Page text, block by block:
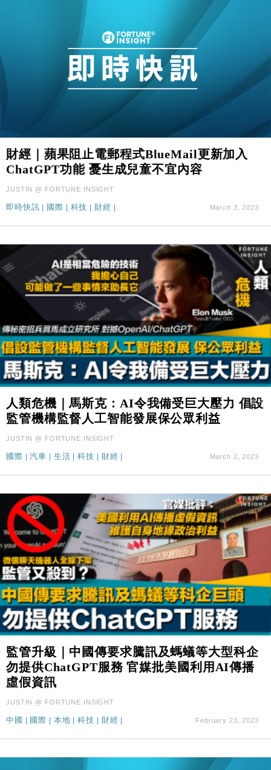
財經｜蘋果阻止電郵程式BlueMail更新加入
ChatGPT功能 憂生成兒童不宜內容
JUSTIN @ FORTUNE INSIGHT
即時快訊 國際 科技 財經 March 3, 2023
人類危機｜馬斯克：AI令我備受巨大壓力 倡設
監管機構監督人工智能發展保公眾利益
JUSTIN @ FORTUNE INSIGHT
國際 |汽車 | 生活 |科技 | 財經 | March 2, 2023
監管升級｜中國傳要求騰訊及螞蟻等大型科企
勿提供ChatGPT服務 官媒批美國利用AI傳播
虛假資訊
JUSTIN @ FORTUNE INSIGHT
中國 國際 本地 |科技 財經 February 23, 2023